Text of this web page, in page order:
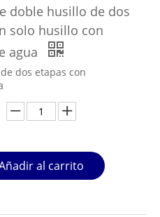
doble husillo de dos
solo husillo con
agua
dos etapas con
al carrito